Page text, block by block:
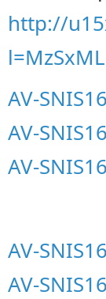
http://
AV-
AV-
AV-
AV-
AV-